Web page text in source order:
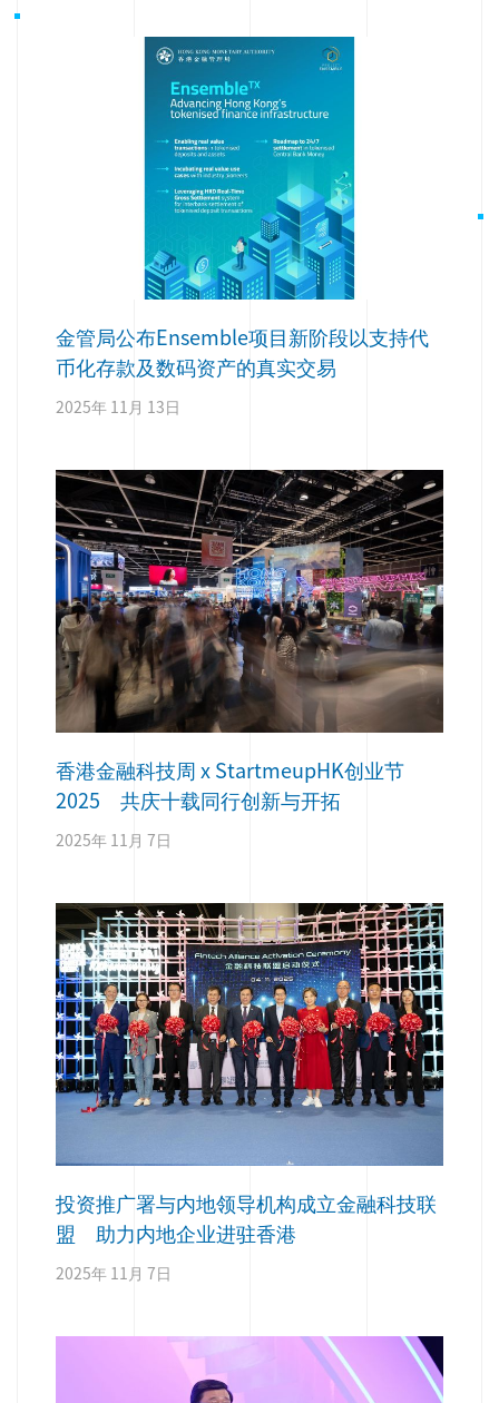
金管局公布Ensemble项目新阶段以支持代
币化存款及数码资产的真实交易
2025年 11月 13日
香港金融科技周 x StartmeupHK创业节
2025 共庆十载同行创新与开拓
2025年 11月 7日
投资推广署与内地领导机构成立金融科技联
盟 助力内地企业进驻香港
2025年 11月 7日